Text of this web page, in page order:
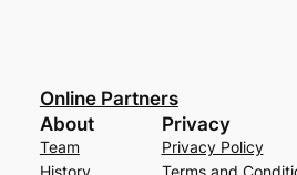
Online Partners
About
Team
History
Privacy
Privacy Policy
Terms and